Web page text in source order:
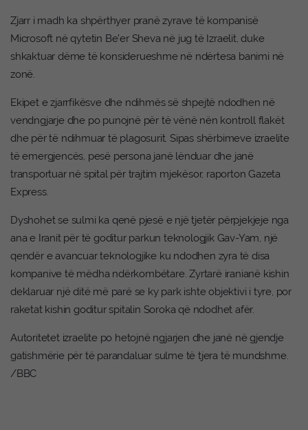
Zjarr i madh ka shpërthyer pranë zyrave të kompanisë
Microsoft në qytetin Be’er Sheva në jug të Izraelit, duke
shkaktuar dëme të konsiderueshme në ndërtesa banimi në
zonë.
Ekipet e zjarrfikësve dhe ndihmës së shpejtë ndodhen në
vendngjarje dhe po punojnë për të vënë nën kontroll flakët
dhe për të ndihmuar të plagosurit. Sipas shërbimeve izraelite
të emergjencës, pesë persona janë lënduar dhe janë
transportuar në spital për trajtim mjekësor, raporton Gazeta
Express.
Dyshohet se sulmi ka qenë pjesë e një tjetër përpjekjeje nga
ana e Iranit për të goditur parkun teknologjik Gav-Yam, një
qendër e avancuar teknologjike ku ndodhen zyra të disa
kompanive të mëdha ndërkombëtare. Zyrtarë iranianë kishin
deklaruar një ditë më parë se ky park ishte objektivi i tyre, por
raketat kishin goditur spitalin Soroka që ndodhet afër.
Autoritetet izraelite po hetojnë ngjarjen dhe janë në gjendje
gatishmërie për të parandaluar sulme të tjera të mundshme.
/BBC